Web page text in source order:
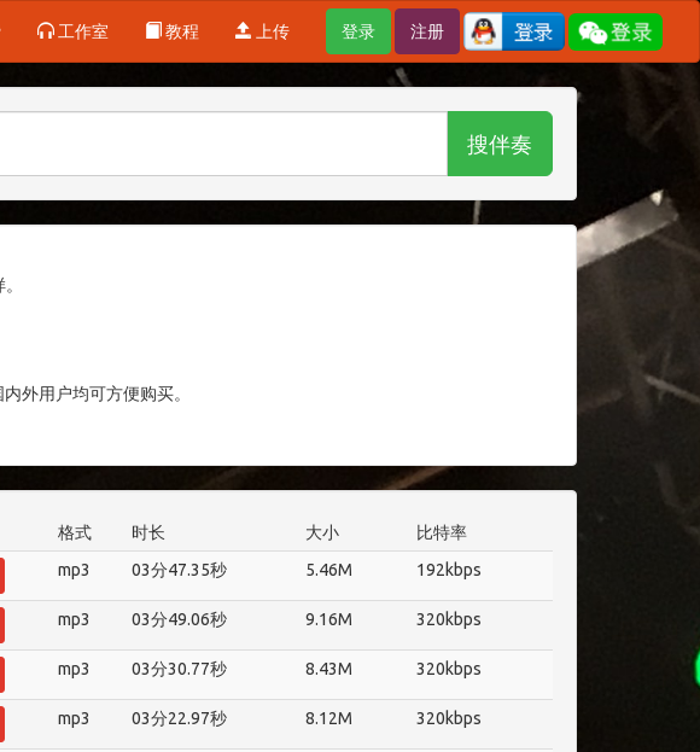
登录 注册
工作室 教程 上传
搜伴奏
外用户均可方便购买。
格式 时长 大小
比特率
mp3 03分47.35秒 5.46M 192kbps
mp3 03分49.06秒 9.16M 320kbps
mp3 03分30.77秒 8.43M 320kbps
mp3 03分22.97秒 8.12M 320kbps